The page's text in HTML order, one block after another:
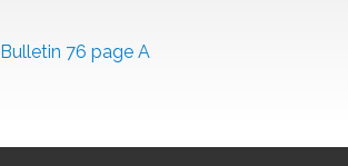
Bulletin 76 page A